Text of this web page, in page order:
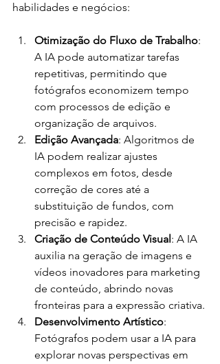
habilidades e negócios:
Otimização do Fluxo de Trabalho:
A IA pode automatizar tarefas
repetitivas, permitindo que
fotógrafos economizem tempo
com processos de edição e
organização de arquivos.
Edição Avançada: Algoritmos de
IA podem realizar ajustes
complexos em fotos, desde
correção de cores até a
substituição de fundos, com
precisão e rapidez.
Criação de Conteúdo Visual: A IA
auxilia na geração de imagens e
vídeos inovadores para marketing
de conteúdo, abrindo novas
fronteiras para a expressão criativa.
Desenvolvimento Artístico:
Fotógrafos podem usar a IA para
explorar novas perspectivas em